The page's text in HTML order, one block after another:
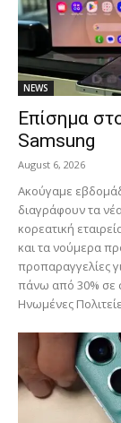
NEWS
Επίσημα
Samsung
August 6, 2026
Ακούγαμε
διαγράφουν τα
κορεατική
και τα νούμερα
προπαραγγελίες
πάνω από 30% σε
Ηνωμένες